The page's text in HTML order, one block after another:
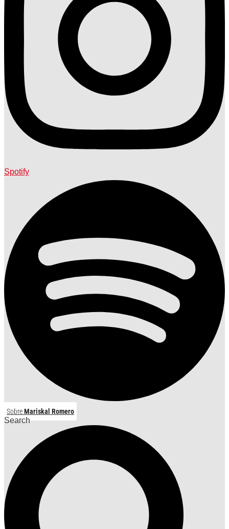
Spotify
SobreMariskal Romero
Search